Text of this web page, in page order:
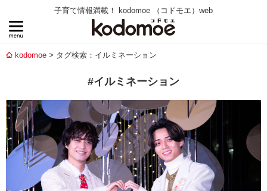
子育て情報満載！ kodomoe （コドモエ）web
kodomoe タグ検索：イルミネーション
#イルミネーション